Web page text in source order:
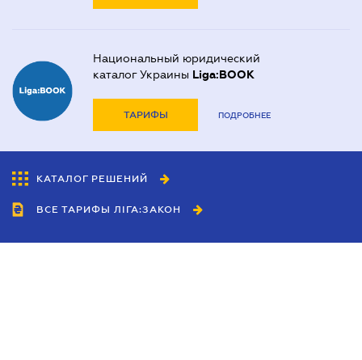
Национальный юридический
каталог Украины Liga:BOOK
ТАРИФЫ ПОДРОБНЕЕ
КАТАЛОГ РЕШЕНИЙ
ВСЕ ТАРИФЫ ЛІГА:ЗАКОН